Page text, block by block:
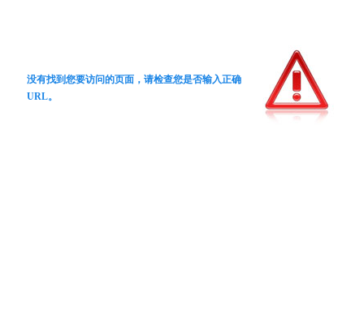
没有找到您要访问的页面，请检查您是否输入正确
URL。